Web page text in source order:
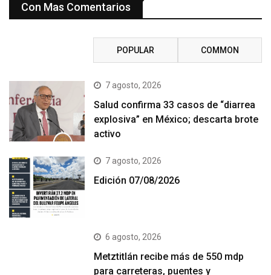
Con Mas Comentarios
POPULAR COMMON
7 agosto, 2026
Salud confirma 33 casos de “diarrea
explosiva” en México; descarta brote
activo
7 agosto, 2026
Edición 07/08/2026
6 agosto, 2026
Metztitlán recibe más de 550 mdp
para carreteras, puentes y